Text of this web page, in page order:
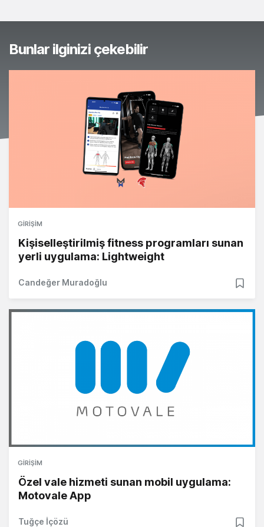
Bunlar ilginizi çekebilir
GIRIŞIM
Kişiselleştirilmiş fitness programları sunan
yerli uygulama: Lightweight
Candeğer Muradoğlu
GIRIŞIM
Özel vale hizmeti sunan mobil uygulama:
Motovale App
Tuğçe İçözü